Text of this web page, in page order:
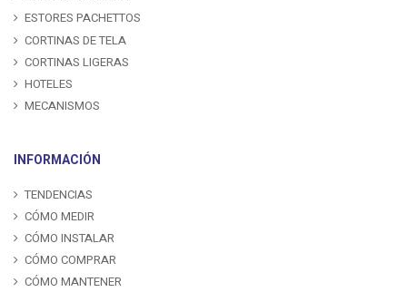
ESTORES PACHETTOS
CORTINAS DE TELA
CORTINAS LIGERAS
HOTELES
MECANISMOS
INFORMACIÓN
TENDENCIAS
CÓMO MEDIR
CÓMO INSTALAR
CÓMO COMPRAR
CÓMO MANTENER